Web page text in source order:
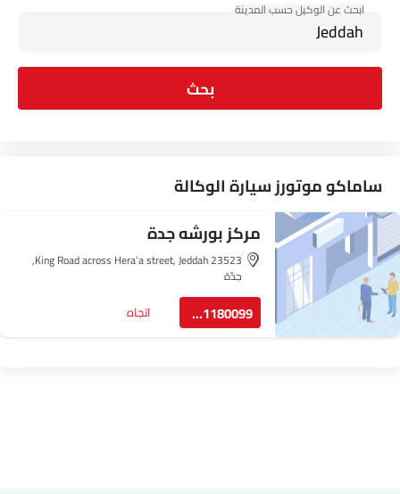
بحث
ساماكو موتورز سيارة الوكالة
مركز بورشه جدة
King Road across Hera'a street, Jeddah 23523,
جدّة
8001180099 اتجاه